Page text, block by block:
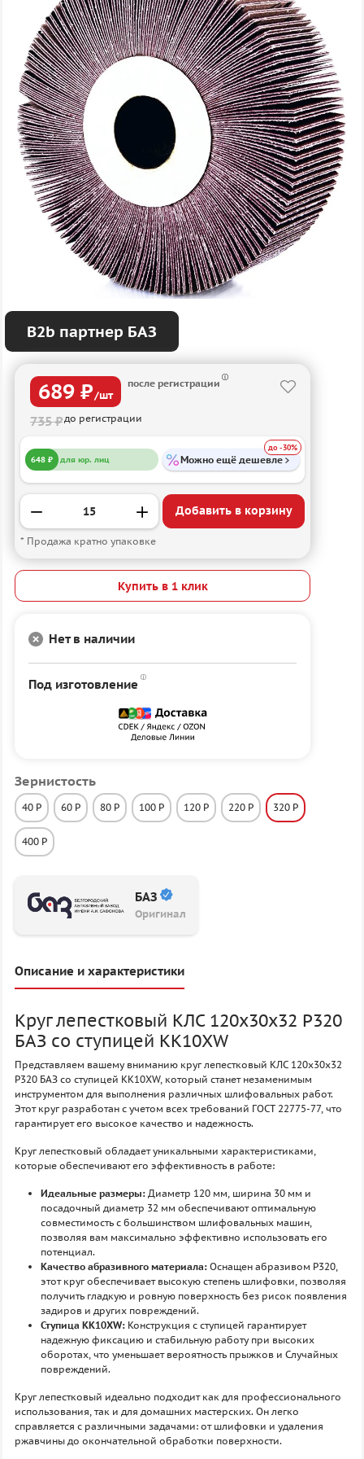
B2b партнер БАЗ
Зернистость
40 P 60 P 80 P 100 P 120 P 220 P 320 P
400 P
БАЗ
Оригинал
689 ₽/шт
после регистрации
735 ₽до регистрации
648 ₽ для юр. лиц Можно ещё дешевле
до -30%
Добавить в корзину
* Продажа кратно упаковке
Купить в 1 клик
Нет в наличии
Под изготовление
Описание и характеристики
Круг лепестковый КЛС 120х30х32 P320
БАЗ со ступицей KK10XW
Представляем вашему вниманию круг лепестковый КЛС 120х30х32
P320 БАЗ со ступицей KK10XW, который станет незаменимым
инструментом для выполнения различных шлифовальных работ.
Этот круг разработан с учетом всех требований ГОСТ 22775-77, что
гарантирует его высокое качество и надежность.
Круг лепестковый обладает уникальными характеристиками,
которые обеспечивают его эффективность в работе:
Идеальные размеры: Диаметр 120 мм, ширина 30 мм и
посадочный диаметр 32 мм обеспечивают оптимальную
совместимость с большинством шлифовальных машин,
позволяя вам максимально эффективно использовать его
потенциал.
Качество абразивного материала: Оснащен абразивом P320,
этот круг обеспечивает высокую степень шлифовки, позволяя
получить гладкую и ровную поверхность без рисок появления
задиров и других повреждений.
Ступица KK10XW: Конструкция с ступицей гарантирует
надежную фиксацию и стабильную работу при высоких
оборотах, что уменьшает вероятность прыжков и Случайных
повреждений.
Круг лепестковый идеально подходит как для профессионального
использования, так и для домашних мастерских. Он легко
справляется с различными задачами: от шлифовки и удаления
ржавчины до окончательной обработки поверхности.